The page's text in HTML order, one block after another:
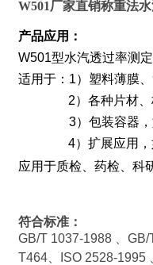
W501厂家直销称重法
产品应用：
W501型水汽透过率测
适用于：1）塑料薄膜
2）各种片材
3）包装容器
4）扩展应用
应用于质检、药检、科
符合标准：
GB/T 1037-1988
、
T464、ISO 2528-1995